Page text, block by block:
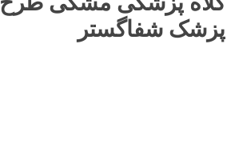
پزشک شفاگستر